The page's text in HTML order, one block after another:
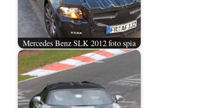
Mercedes Benz SLK 2012 foto spia